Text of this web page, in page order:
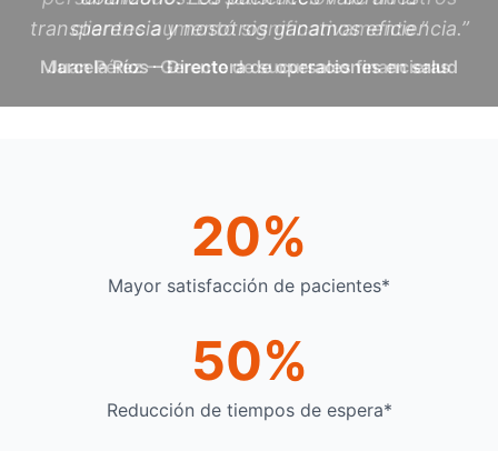
clientes aumentó significativamente.”
Juan Pérez – Gerente de sucursales financieras
20%
Mayor satisfacción de pacientes*
50%
Reducción de tiempos de espera*